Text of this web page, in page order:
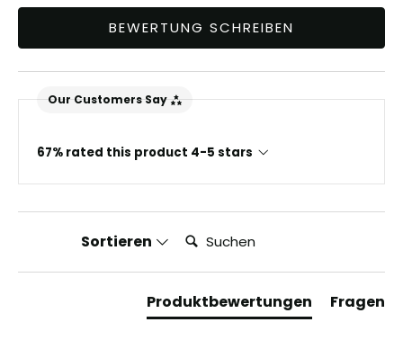
BEWERTUNG SCHREIBEN
Our Customers Say
67% rated this product 4-5 stars
Sortieren Suchen:
Produktbewertungen Fragen